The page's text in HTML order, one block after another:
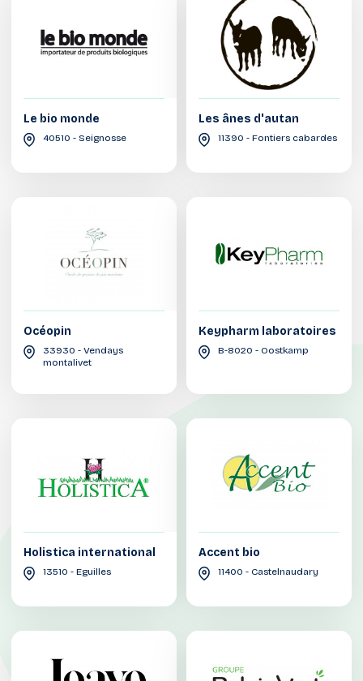
Le bio monde
40510 - Seignosse
Les ânes d'autan
11390 - Fontiers cabardes
Océopin
33930 - Vendays
montalivet
Keypharm laboratoires
B-8020 - Oostkamp
Holistica international
13510 - Eguilles
Accent bio
11400 - Castelnaudary